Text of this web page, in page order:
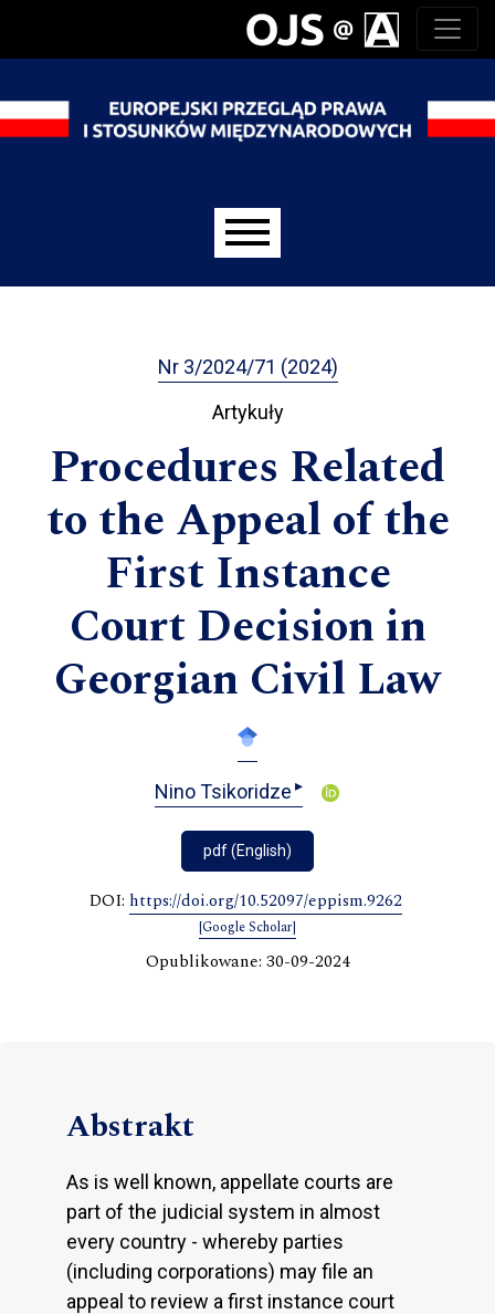
Nr 3/2024/71 (2024)
Artykuły
Procedures Related
to the Appeal of the
First Instance
Court Decision in
Georgian Civil Law
Nino Tsikoridze ▸
pdf (English)
DOI: https://doi.org/10.52097/eppism.9262
[Google Scholar]
Opublikowane: 30-09-2024
Abstrakt
As is well known, appellate courts are
part of the judicial system in almost
every country - whereby parties
(including corporations) may file an
appeal to review a first instance court